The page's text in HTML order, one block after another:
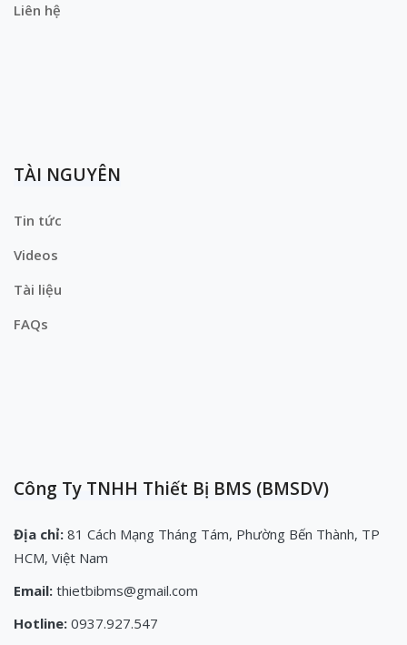
Liên hệ
TÀI NGUYÊN
Tin tức
Videos
Tài liệu
FAQs
Công Ty TNHH Thiết Bị BMS (BMSDV)
Địa chỉ: 81 Cách Mạng Tháng Tám, Phường Bến Thành, TP
HCM, Việt Nam
Email: thietbibms@gmail.com
Hotline: 0937.927.547